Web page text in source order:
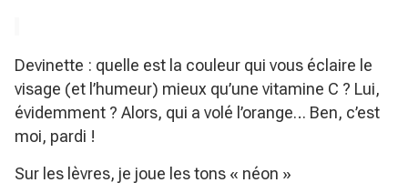
Devinette : quelle est la couleur qui vous éclaire le
visage (et l’humeur) mieux qu’une vitamine C ? Lui,
évidemment ? Alors, qui a volé l’orange… Ben, c’est
moi, pardi !
Sur les lèvres, je joue les tons « néon »